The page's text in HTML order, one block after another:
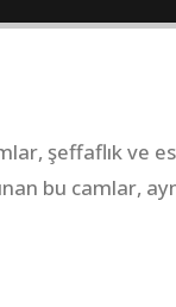
şeffaflık ve
bu camlar,